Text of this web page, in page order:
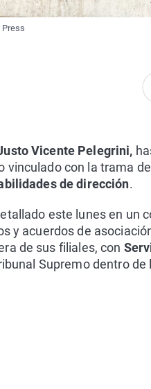
Press
Vicente Pelegrini,
vinculado con la trama
de dirección.
este lunes en un
y acuerdos de
de sus filiales, con
Supremo dentro de